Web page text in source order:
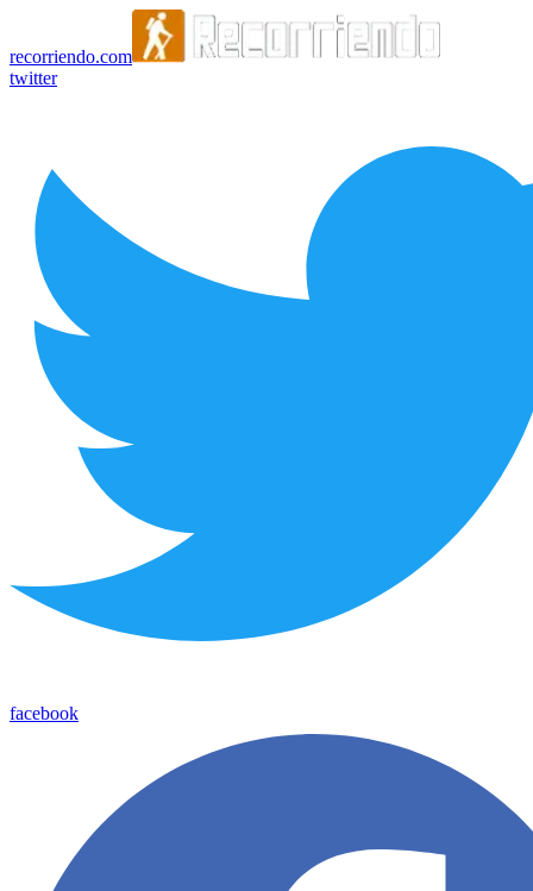
recorriendo.com
twitter
facebook